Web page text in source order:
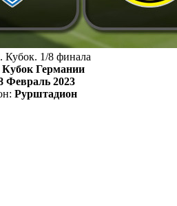
Кубок. 1/8 финала
Кубок Германии
Февраль 2023
Рурштадион